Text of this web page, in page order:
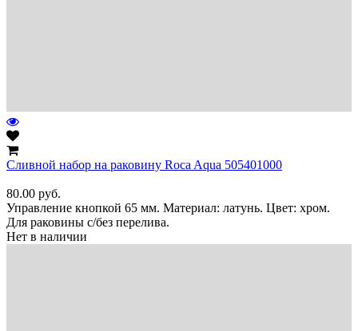
Сливной набор на раковину Roca Aqua 505401000
80.00 руб.
Управление кнопкой 65 мм. Материал: латунь. Цвет: хром.
Для раковины с/без перелива.
Нет в наличии